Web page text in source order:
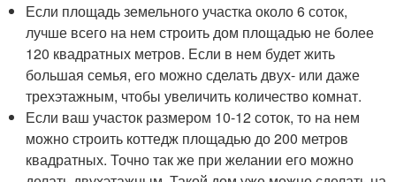
Если площадь земельного участка около 6 соток,
лучше всего на нем строить дом площадью не более
120 квадратных метров. Если в нем будет жить
большая семья, его можно сделать двух- или даже
трехэтажным, чтобы увеличить количество комнат.
Если ваш участок размером 10-12 соток, то на нем
можно строить коттедж площадью до 200 метров
квадратных. Точно так же при желании его можно